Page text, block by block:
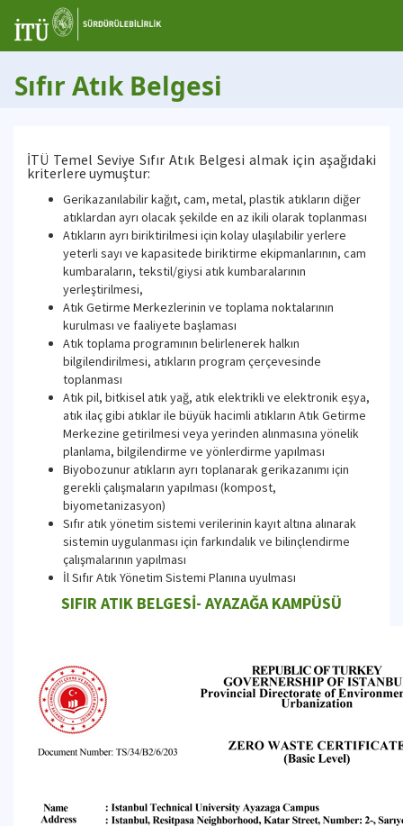
Sıfır Atık Belgesi
İTÜ Temel Seviye Sıfır Atık Belgesi almak için aşağıdaki
kriterlere uymuştur:
Gerikazanılabilir kağıt, cam, metal, plastik atıkların diğer
atıklardan ayrı olacak şekilde en az ikili olarak toplanması
Atıkların ayrı biriktirilmesi için kolay ulaşılabilir yerlere
yeterli sayı ve kapasitede biriktirme ekipmanlarının, cam
kumbaraların, tekstil/giysi atık kumbaralarının
yerleştirilmesi,
Atık Getirme Merkezlerinin ve toplama noktalarının
kurulması ve faaliyete başlaması
Atık toplama programının belirlenerek halkın
bilgilendirilmesi, atıkların program çerçevesinde
toplanması
Atık pil, bitkisel atık yağ, atık elektrikli ve elektronik eşya,
atık ilaç gibi atıklar ile büyük hacimli atıkların Atık Getirme
Merkezine getirilmesi veya yerinden alınmasına yönelik
planlama, bilgilendirme ve yönlerdirme yapılması
Biyobozunur atıkların ayrı toplanarak gerikazanımı için
gerekli çalışmaların yapılması (kompost,
biyometanizasyon)
Sıfır atık yönetim sistemi verilerinin kayıt altına alınarak
sistemin uygulanması için farkındalık ve bilinçlendirme
çalışmalarının yapılması
İl Sıfır Atık Yönetim Sistemi Planına uyulması
SIFIR ATIK BELGESİ- AYAZAĞA KAMPÜSÜ